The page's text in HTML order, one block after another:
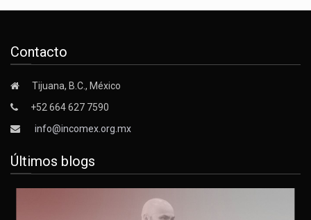
Contacto
Tijuana, B.C., México
+52 664 627 7590
info@incomex.org.mx
Últimos blogs